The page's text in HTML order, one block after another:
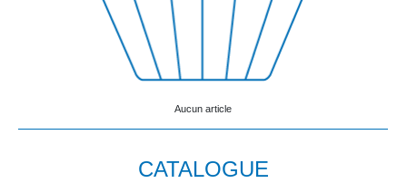
Aucun article
CATALOGUE